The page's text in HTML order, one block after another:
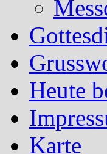
Heute
Karte